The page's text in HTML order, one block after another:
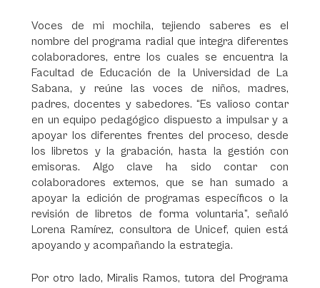
Voces de mi mochila, tejiendo saberes es el
nombre del programa radial que integra diferentes
colaboradores, entre los cuales se encuentra la
Facultad de Educación de la Universidad de La
Sabana, y reúne las voces de niños, madres,
padres, docentes y sabedores. “Es valioso contar
en un equipo pedagógico dispuesto a impulsar y a
apoyar los diferentes frentes del proceso, desde
los libretos y la grabación, hasta la gestión con
emisoras. Algo clave ha sido contar con
colaboradores externos, que se han sumado a
apoyar la edición de programas específicos o la
revisión de libretos de forma voluntaria”, señaló
Lorena Ramírez, consultora de Unicef, quien está
apoyando y acompañando la estrategia.
Por otro lado, Miralis Ramos, tutora del Programa